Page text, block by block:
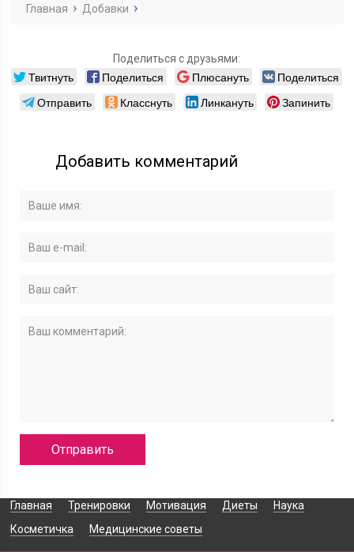
Главная Добавки
Поделиться с друзьями:
Твитнуть Поделиться Плюсануть
Поделиться
Отправить
Класснуть Линкануть Запинить
Добавить комментарий
Главная Тренировки Мотивация Диеты
Наука
Косметичка
Медицинские советы